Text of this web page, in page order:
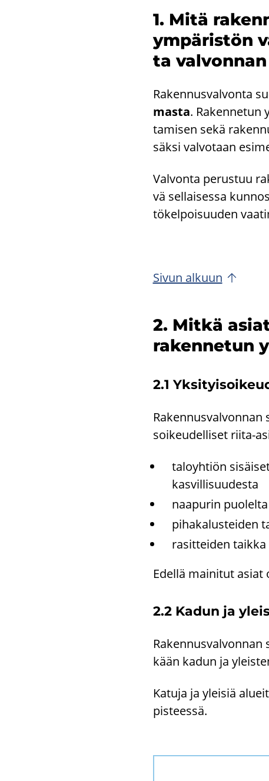
1. Mitä
ym­pä­ris­tön
ta
Ra­ken­nus­val­von­ta
mas­ta.
ta­mi­sen sekä
säk­si val­vo­taan
Val­von­ta pe­rus­tuu
vä sel­lai­ses­sa
tö­kel­poi­suu­den
Sivun al­kuun
2. Mitkä
ra­ken­ne­tun
2.1
soi­keu­del­li­set riita-​
ta­lo­yh­tiön
kas­vil­li­suu­des­ta
naa­pu­rin
pi­ha­ka­lus­tei­den
ra­sit­tei­den
Edel­lä mai­ni­tut
2.2 Kadun ja
kään kadun ja
Ka­tu­ja ja ylei­siä
pis­tees­sä.